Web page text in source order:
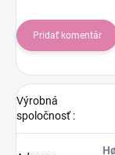
Pridať komentár
Výrobná
spoločnosť: